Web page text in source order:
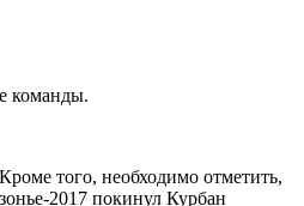
команды.
того, необходимо отметить,
2017 покинул Курбан